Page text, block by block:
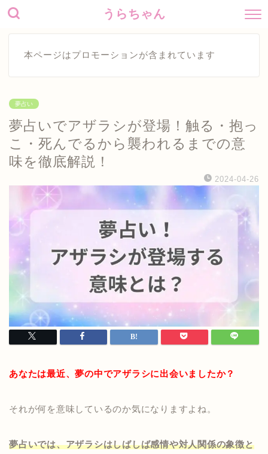
うらちゃん
本ページはプロモーションが含まれています
夢占い
夢占いでアザラシが登場！触る・抱っ
こ・死んでるから襲われるまでの意
味を徹底解説！
2024-04-26
あなたは最近、夢の中でアザラシに出会いましたか？
それが何を意味しているのか気になりますよね。
夢占いでは、アザラシはしばしば感情や対人関係の象徴と